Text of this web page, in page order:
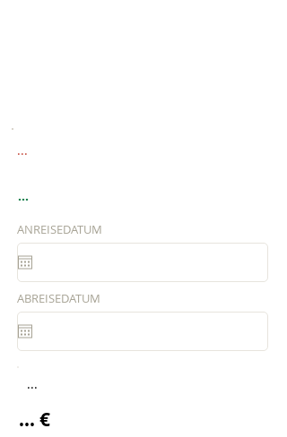
...
...
ANREISEDATUM
ABREISEDATUM
...
... €